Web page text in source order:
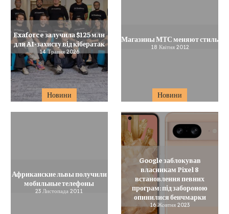
Новини
Exaforce залучила $125 млн
для AI-захисту від кібератак
14 Травня 2026
Новини
Магазины МТС меняют стиль
18 Квітня 2012
Африканские львы получили
мобильные телефоны
23 Листопада 2011
Google заблокував
власникам Pixel 8
встановлення певних
програм: під забороною
опинилися бенчмарки
16 Жовтня 2023